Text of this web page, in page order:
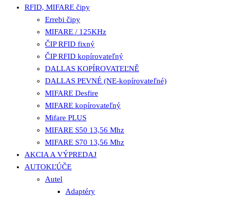
RFID, MIFARE čipy
Errebi čipy
MIFARE / 125KHz
ČIP RFID fixný
ČIP RFID kopírovateľný
DALLAS KOPÍROVATEĽNĚ
DALLAS PEVNÉ (NE-kopírovateľné)
MIFARE Desfire
MIFARE kopírovateľný
Mifare PLUS
MIFARE S50 13,56 Mhz
MIFARE S70 13,56 Mhz
AKCIA A VÝPREDAJ
AUTOKĽÚČE
Autel
Adaptéry